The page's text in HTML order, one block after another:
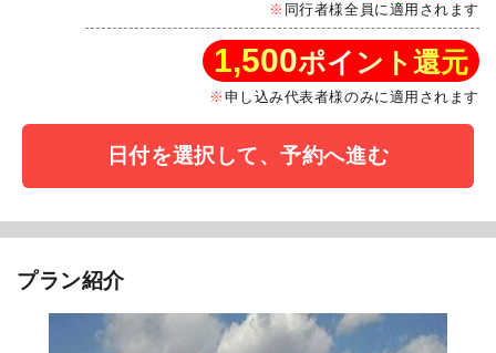
同行者様全員に適用されます
1,500ポイント還元
申し込み代表者様のみに適用されます
日付を選択して、予約へ進む
プラン紹介